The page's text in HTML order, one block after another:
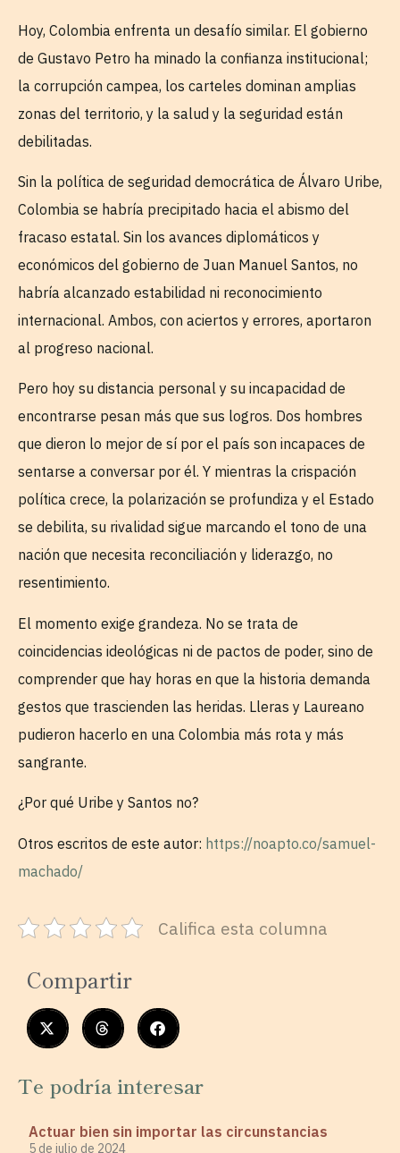
Hoy, Colombia enfrenta un desafío similar. El gobierno
de Gustavo Petro ha minado la confianza institucional;
la corrupción campea, los carteles dominan amplias
zonas del territorio, y la salud y la seguridad están
debilitadas.
Sin la política de seguridad democrática de Álvaro Uribe,
Colombia se habría precipitado hacia el abismo del
fracaso estatal. Sin los avances diplomáticos y
económicos del gobierno de Juan Manuel Santos, no
habría alcanzado estabilidad ni reconocimiento
internacional. Ambos, con aciertos y errores, aportaron
al progreso nacional.
Pero hoy su distancia personal y su incapacidad de
encontrarse pesan más que sus logros. Dos hombres
que dieron lo mejor de sí por el país son incapaces de
sentarse a conversar por él. Y mientras la crispación
política crece, la polarización se profundiza y el Estado
se debilita, su rivalidad sigue marcando el tono de una
nación que necesita reconciliación y liderazgo, no
resentimiento.
El momento exige grandeza. No se trata de
coincidencias ideológicas ni de pactos de poder, sino de
comprender que hay horas en que la historia demanda
gestos que trascienden las heridas. Lleras y Laureano
pudieron hacerlo en una Colombia más rota y más
sangrante.
¿Por qué Uribe y Santos no?
Otros escritos de este autor: https://noapto.co/samuel-
machado/
Califica esta columna
Compartir
Te podría interesar
Actuar bien sin importar las circunstancias
5 de julio de 2024